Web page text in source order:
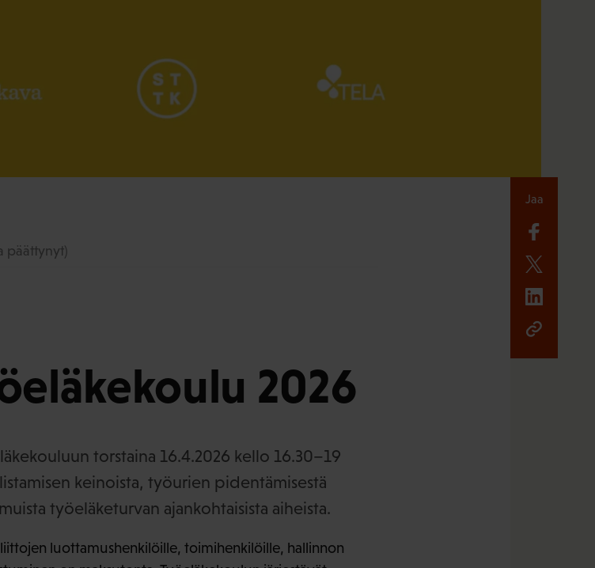
päättynyt)
2026
torstaina 16.4.2026 kello 16.30–19
keinoista, työurien pidentämisestä
työeläketurvan ajankohtaisista aiheista.
luottamushenkilöille, toimihenkilöille, hallinnon
Jaa